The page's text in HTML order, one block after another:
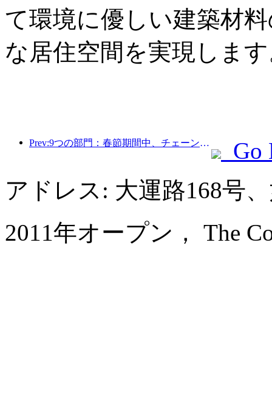
て環境に優しい建築材
な居住空間を実現しま
Prev:9つの部門：春節期間中、チェーンホテルやブティックホームステイでは優遇措置が提供されます。
Go
アドレス: 大運路168号
2011年オープン， The